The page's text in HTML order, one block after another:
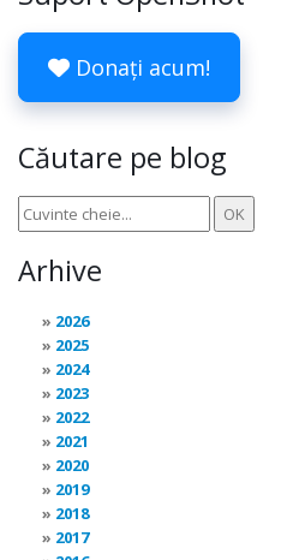
Donați acum!
Căutare pe blog
Arhive
2026
2025
2024
2023
2022
2021
2020
2019
2018
2017